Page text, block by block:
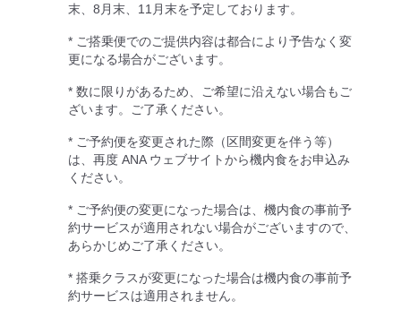
末、8月末、11月末を予定しております。
* ご搭乗便でのご提供内容は都合により予告なく変
更になる場合がございます。
* 数に限りがあるため、ご希望に沿えない場合もご
ざいます。ご了承ください。
* ご予約便を変更された際（区間変更を伴う等）
は、再度 ANA ウェブサイトから機内食をお申込み
ください。
* ご予約便の変更になった場合は、機内食の事前予
約サービスが適用されない場合がございますので、
あらかじめご了承ください。
* 搭乗クラスが変更になった場合は機内食の事前予
約サービスは適用されません。